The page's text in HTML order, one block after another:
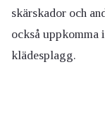
skärskador och
också uppkomma
klädesplagg.